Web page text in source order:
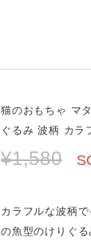
猫のおもちゃ マ
ぐるみ 波柄 カラ
¥1,580
カラフルな波柄
の魚型のけりぐる